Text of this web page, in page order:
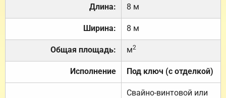
Длина: 8 м
Ширина: 8 м
Общая площадь: м2
Исполнение Под ключ (с отделкой)
Свайно-винтовой или